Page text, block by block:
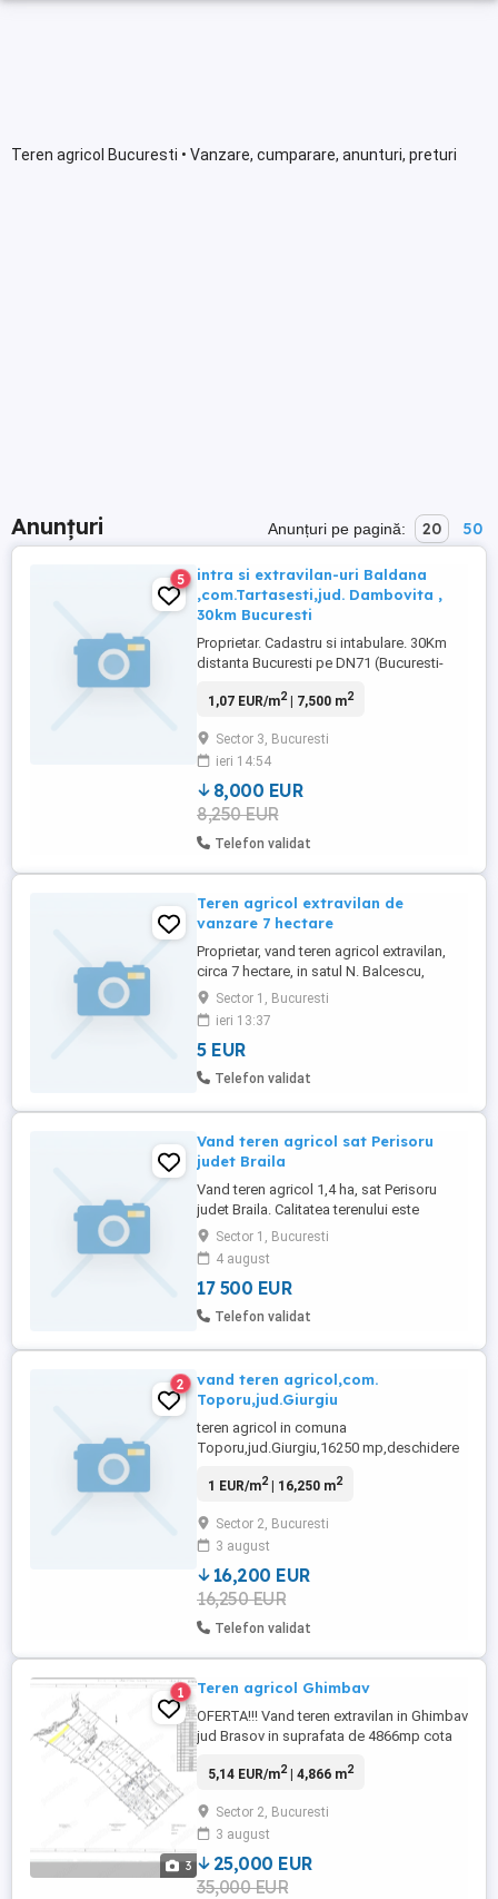
Teren agricol Bucuresti • Vanzare, cumparare, anunturi, preturi
Anunțuri Anunțuri pe pagină: 20 50
5
intra si extravilan-uri Baldana
,com.Tartasesti,jud. Dambovita ,
30km Bucuresti
Proprietar. Cadastru si intabulare. 30Km
distanta Bucuresti pe DN71 (Bucuresti-
varianta. Doar vanzare. 1. Teren 7.500mp,
19.7m . Pret : = 8.000 Euro 2. Intravilan
1.600mp, dimensiuni 11.6m x 151m .
Deschidere stradala ...
1,07 EUR/m2| 7,500 m2
Sector 3, Bucuresti
ieri 14:54
8,000 EUR
8,250 EUR
Telefon validat
Teren agricol extravilan de
vanzare 7 hectare
Proprietar, vand teren agricol extravilan,
circa 7 hectare, in satul N. Balcescu,
judetul Teleorman. Terenul este format din
mai multe parcele, de diferite marimi, date
in prezent in arenda. De asemenea, am de
vanzare si casa batraneasca veche, curte
2200 mp intravilan, intabulata, foarte bine
Sector 1, Bucuresti
ieri 13:37
5 EUR
Telefon validat
Vand teren agricol sat Perisoru
judet Braila
Vand teren agricol 1,4 ha, sat Perisoru
judet Braila. Calitatea terenului este
excelenta. Cernoziom adevarat, conţinut
mare de humus. Zona foarte buna, de
interes. Productivitate mare. Pret actual 17
500 Euro pentru toata suprafata de 1,4 ha.
Se poate vinde imediat. Toate
Sector 1, Bucuresti
4 august
17 500 EUR
Telefon validat
2
vand teren agricol,com.
Toporu,jud.Giurgiu
teren agricol in comuna
Toporu,jud.Giurgiu,16250 mp,deschidere
conform Legii 17,proprietate personala,se
1 EUR/m2| 16,250 m2
Sector 2, Bucuresti
3 august
16,200 EUR
16,250 EUR
Telefon validat
3
1 Teren agricol Ghimbav
OFERTA!!! Vand teren extravilan in Ghimbav
jud Brasov in suprafata de 4866mp cota
spate la ICCO in aproprierea aeroportului.
5,14 EUR/m2| 4,866 m2
Sector 2, Bucuresti
3 august
25,000 EUR
35,000 EUR